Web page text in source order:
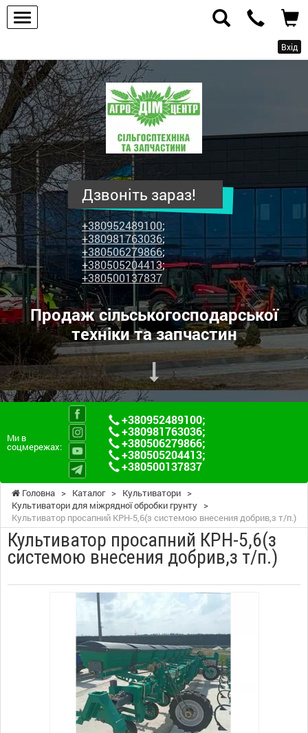
Вхід
ПП
"Агродім-
центр"
-
продаж
сільськогосподарської
техніки
та
запчастин
Дзвоніть зараз!
+380952489100;
+380981763036;
+380506279866;
+380505204413;
+380500137837
Продаж сільськогосподарської
техніки та запчастин
Ми в
соцмережах:
+380952489100;
+380981763036;
+380506279866;
+380505204413;
+380500137837
Головна > Каталог > Культиватори >
Культиватори для міжрядної обробки грунту >
Культиватор просапний КРН-5,6(з системою внесения добрив,з т/п.)
Культиватор просапний КРН-5,6(з
системою внесения добрив,з т/п.)